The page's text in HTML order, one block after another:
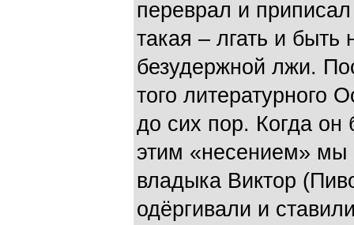
переврал и
такая – лгать и быть
безудержной лжи.
того литературного
до сих пор. Когда
этим «несением» мы
владыка Виктор
одёргивали и